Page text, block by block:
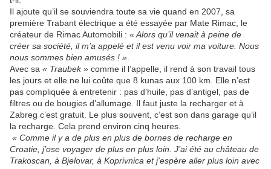
Il ajoute qu’il se souviendra toute sa vie quand en 2007, sa
première Trabant électrique a été essayée par Mate Rimac, le
créateur de Rimac Automobili : « Alors qu’il venait à peine de
créer sa société, il m’a appelé et il est venu voir ma voiture. Nous
nous sommes bien amusés ! »
Avec sa « Traubek » comme il l’appelle, il rend à son travail tous
les jours et elle ne lui coûte que 8 kunas aux 100 km. Elle n’est
pas compliquée à entretenir : pas d’huile, pas d’antigel, pas de
filtres ou de bougies d’allumage. Il faut juste la recharger et à
Zabreg c’est gratuit. Le plus souvent, c’est son dans garage qu’il
la recharge. Cela prend environ cinq heures.
« Comme il y a de plus en plus de bornes de recharge en
Croatie, j’ose voyager de plus en plus loin. J’ai été au château de
Trakoscan, à Bjelovar, à Koprivnica et j'espère aller plus loin avec